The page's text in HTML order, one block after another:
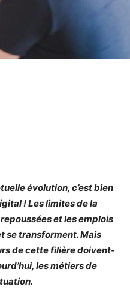
évolution, c’est bien
! Les limites de la
et les emplois
se transforment. Mais
de cette filière doivent-
les métiers de